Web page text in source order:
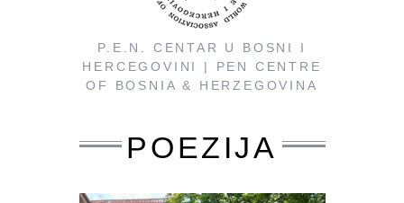
P.E.N. CENTAR U BOSNI I
HERCEGOVINI | PEN CENTRE
OF BOSNIA & HERZEGOVINA
POEZIJA